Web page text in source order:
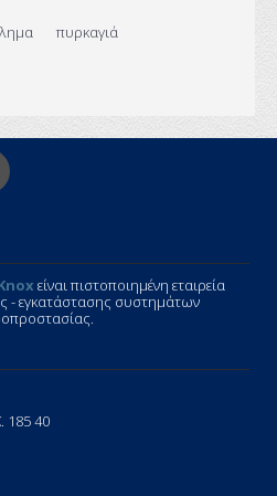
πυρκαγιά
είναι πιστοποιημένη εταιρεία
- εγκατάστασης συστημάτων
185 40